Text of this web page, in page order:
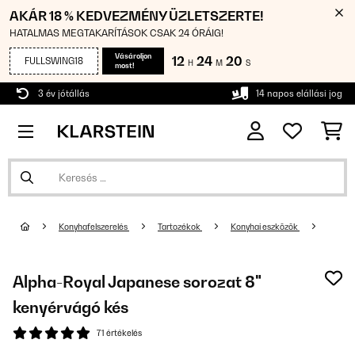
AKÁR 18 % KEDVEZMÉNY ÜZLETSZERTE!
HATALMAS MEGTAKARÍTÁSOK CSAK 24 ÓRÁIG!
FULLSWING18
Vásároljon
most!
12 H 24 M 19 S
3 év jótállás 14 napos elállási jog
Konyhafelszerelés Tartozékok Konyhai eszközök
Alpha-Royal Japanese sorozat 8"
kenyérvágó kés
71 értékelés